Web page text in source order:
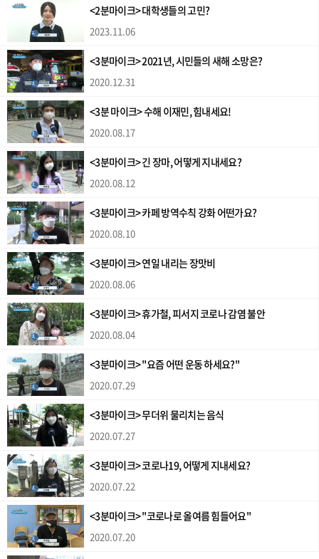
<2분마이크> 대학생들의 고민?
2023.11.06
<3분마이크> 2021년, 시민들의 새해 소망은?
2020.12.31
<3분 마이크> 수해 이재민, 힘내세요!
2020.08.17
<3분마이크> 긴 장마, 어떻게 지내세요?
2020.08.12
<3분마이크> 카페 방역수칙 강화 어떤가요?
2020.08.10
<3분마이크> 연일 내리는 장맛비
2020.08.06
<3분마이크> 휴가철, 피서지 코로나 감염 불안
2020.08.04
<3분마이크> "요즘 어떤 운동 하세요?"
2020.07.29
<3분마이크> 무더위 물리치는 음식
2020.07.27
<3분마이크> 코로나19, 어떻게 지내세요?
2020.07.22
<3분마이크> "코로나로 올여름 힘들어요"
2020.07.20